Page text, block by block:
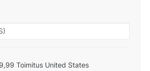
Toimitus United States